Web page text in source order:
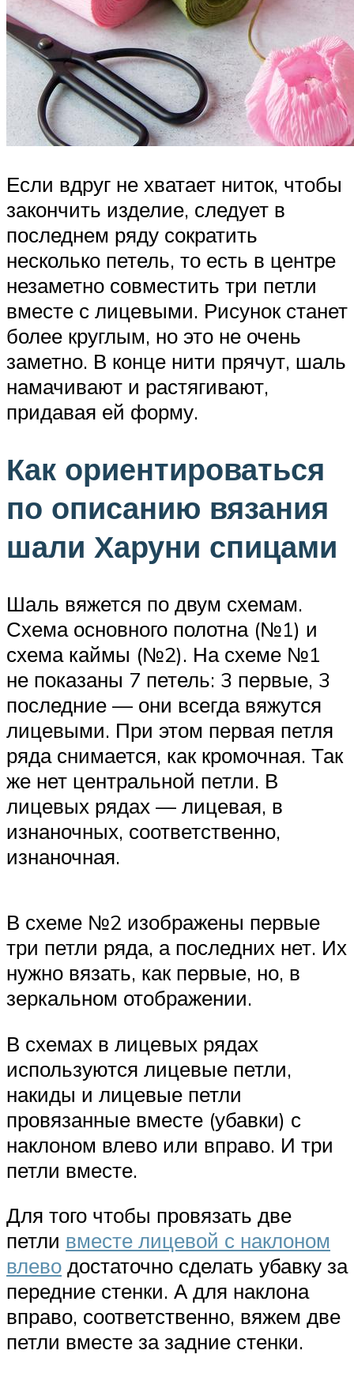
Если вдруг не хватает ниток, чтобы
закончить изделие, следует в
последнем ряду сократить
несколько петель, то есть в центре
незаметно совместить три петли
вместе с лицевыми. Рисунок станет
более круглым, но это не очень
заметно. В конце нити прячут, шаль
намачивают и растягивают,
придавая ей форму.
Как ориентироваться
по описанию вязания
шали Харуни спицами
Шаль вяжется по двум схемам.
Схема основного полотна (№1) и
схема каймы (№2). На схеме №1
не показаны 7 петель: 3 первые, 3
последние — они всегда вяжутся
лицевыми. При этом первая петля
ряда снимается, как кромочная. Так
же нет центральной петли. В
лицевых рядах — лицевая, в
изнаночных, соответственно,
изнаночная.
В схеме №2 изображены первые
три петли ряда, а последних нет. Их
нужно вязать, как первые, но, в
зеркальном отображении.
В схемах в лицевых рядах
используются лицевые петли,
накиды и лицевые петли
провязанные вместе (убавки) с
наклоном влево или вправо. И три
петли вместе.
Для того чтобы провязать две
петли вместе лицевой с наклоном
влево достаточно сделать убавку за
передние стенки. А для наклона
вправо, соответственно, вяжем две
петли вместе за задние стенки.